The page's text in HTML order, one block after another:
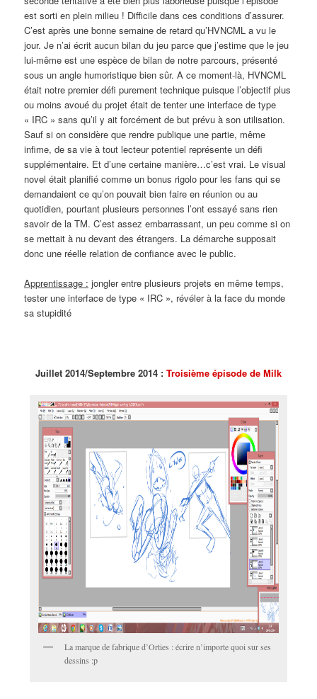
est sorti en plein milieu ! Difficile dans ces conditions d’assurer.
C’est après une bonne semaine de retard qu’HVNCML a vu le
jour. Je n’ai écrit aucun bilan du jeu parce que j’estime que le jeu
lui-même est une espèce de bilan de notre parcours, présenté
sous un angle humoristique bien sûr. A ce moment-là, HVNCML
était notre premier défi purement technique puisque l’objectif plus
ou moins avoué du projet était de tenter une interface de type
« IRC » sans qu’il y ait forcément de but prévu à son utilisation.
Sauf si on considère que rendre publique une partie, même
infime, de sa vie à tout lecteur potentiel représente un défi
supplémentaire. Et d’une certaine manière…c’est vrai. Le visual
novel était planifié comme un bonus rigolo pour les fans qui se
demandaient ce qu’on pouvait bien faire en réunion ou au
quotidien, pourtant plusieurs personnes l’ont essayé sans rien
savoir de la TM. C’est assez embarrassant, un peu comme si on
se mettait à nu devant des étrangers. La démarche supposait
donc une réelle relation de confiance avec le public.
Apprentissage : jongler entre plusieurs projets en même temps,
tester une interface de type « IRC », révéler à la face du monde
sa stupidité
Juillet 2014/Septembre 2014 : Troisième épisode de Milk
La marque de fabrique d’Orties : écrire n’importe quoi sur ses
dessins :p